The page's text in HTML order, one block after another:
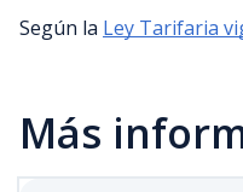
Según la Ley Tarifaria
Más